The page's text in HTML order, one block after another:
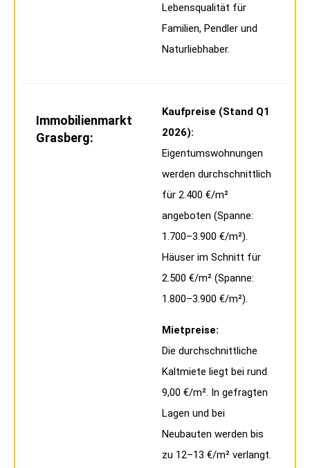
Lebensqualität für
Familien, Pendler und
Naturliebhaber.
Immobilienmarkt
Grasberg:
Kaufpreise (Stand Q1
2026):
Eigentumswohnungen
werden durchschnittlich
für 2.400 €/m²
angeboten (Spanne:
1.700–3.900 €/m²).
Häuser im Schnitt für
2.500 €/m² (Spanne:
1.800–3.900 €/m²).
Mietpreise:
Die durchschnittliche
Kaltmiete liegt bei rund
9,00 €/m². In gefragten
Lagen und bei
Neubauten werden bis
zu 12–13 €/m² verlangt.